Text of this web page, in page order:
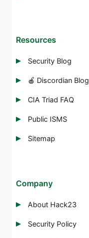
Resources
Security Blog
🍎 Discordian Blog
CIA Triad FAQ
Public ISMS
Sitemap
Company
About Hack23
Security Policy